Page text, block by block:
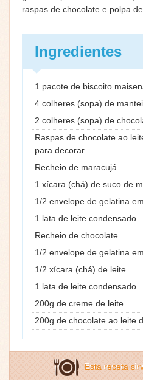
raspas de chocolate e polpa
Ingredientes
1 pacote de biscoito
4 colheres (sopa) de
2 colheres (sopa) de
Raspas de chocolate ao
para decorar
Recheio de maracujá
1 xícara (chá) de suco de
1/2 envelope de gelatina
1 lata de leite condensado
Recheio de chocolate
1/2 envelope de gelatina
1/2 xícara (chá) de leite
1 lata de leite condensado
200g de creme de leite
200g de chocolate ao leite
Esta receta